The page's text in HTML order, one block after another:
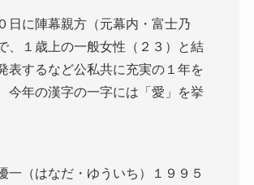
日に陣幕親方（元幕内・富士乃
、１歳上の一般女性（２３）と結
表するなど公私共に充実の１年を
今年の漢字の一字には「愛」を挙
（はなだ・ゆういち）１９９５